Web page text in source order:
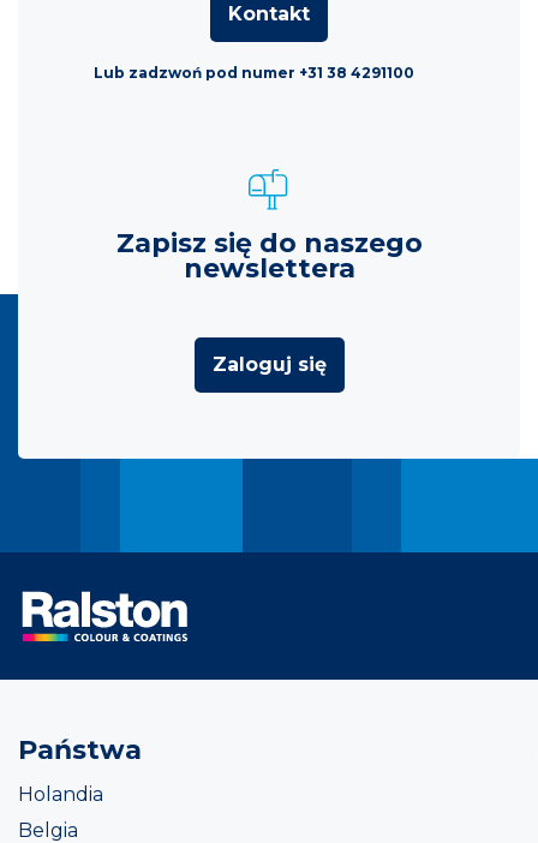
Kontakt
Lub zadzwoń pod numer +31 38 4291100
Zapisz się do naszego
newslettera
Zaloguj się
Państwa
Holandia
Belgia